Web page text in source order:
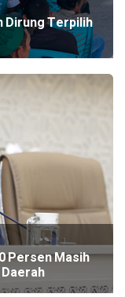
Dirung Terpilih
Persen Masih